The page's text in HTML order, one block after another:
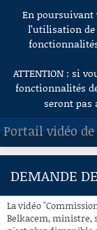
Aller au contenu
En poursuivant
l’utilisation
ATTENTION : si
fonctionnalités
seront pas
Portail vidéo
ACCUEIL
À LA
DEMANDE
La vidéo
Belkacem, ministre,